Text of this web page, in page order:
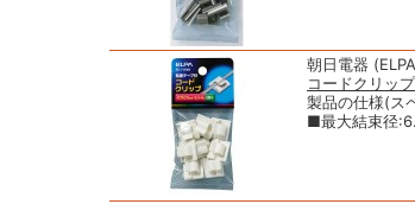
朝日電器
コードクリッ
製品の仕様(ス
■最大結束径